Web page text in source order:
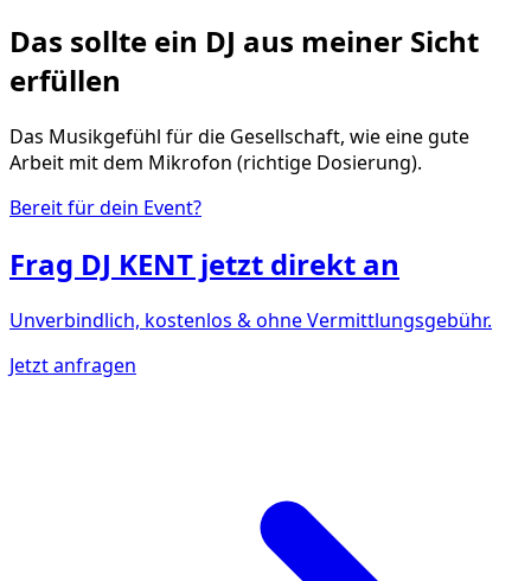
Das sollte ein DJ aus meiner Sicht
erfüllen
Das Musikgefühl für die Gesellschaft, wie eine gute
Arbeit mit dem Mikrofon (richtige Dosierung).
Bereit für dein Event?
Frag DJ KENT jetzt direkt an
Unverbindlich, kostenlos & ohne Vermittlungsgebühr.
Jetzt anfragen